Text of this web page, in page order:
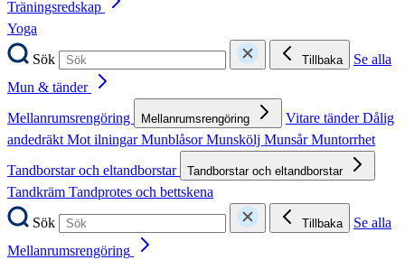
Träningsredskap
Yoga
Sök
Tillbaka
Se alla
Mun & tänder
Mellanrumsrengöring
Mellanrumsrengöring Vitare tänderDålig
andedräktMot ilningarMunblåsorMunskölj MunsårMuntorrhet
Tandborstar och eltandborstar
Tandborstar och eltandborstar
Tandkräm Tandprotes och bettskena
Sök
Tillbaka
Se alla
Mellanrumsrengöring